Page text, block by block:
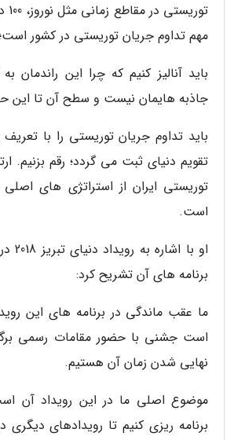
مهم تداوم جریان توریستی در کشور
باید آنالیز کنیم که چرا این راندمان
جاذبه هایمان نیست و سطح آن تا این
باید تداوم جریان توریستی را با
تقویم دنیای ثبت می گردد؛ رقم بزنیم.
توریستی ایران از استراتژی های
است.
او با
برنامه های آن تشریح کرد:
ما عقب ماندگی در برنامه های این
است جشنی با حضور مقامات رسمی
نهایی شدن زمان آن هستیم.
موضوع اصلی ما در این رویداد آن
برنامه ریزی کنیم تا رویدادهای